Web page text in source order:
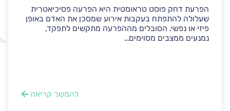
הפרעת דחק פוסט טראומטית היא הפרעה פסיכיאטרית
שעלולה להתפתח בעקבות אירוע שמסכן את האדם באופן
פיזי או נפשי. הסובלים מההפרעה מתקשים לתפקד,
נמנעים ממצבים מסוימים...
להמשך קריאה